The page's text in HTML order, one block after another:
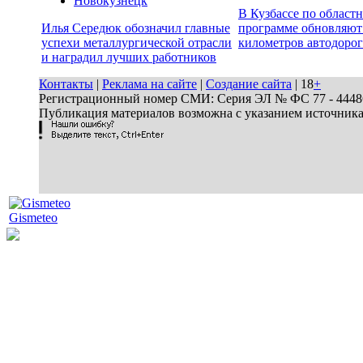
Илья Середюк обозначил главные
успехи металлургической отрасли
и наградил лучших работников
В Кузбассе по
программе
километров автодорог
Контакты | Реклама на сайте | Создание сайта | 18+
Регистрационный номер СМИ: Серия ЭЛ № ФС 77 - 44486
Публикация материалов возможна с указанием
Gismeteo